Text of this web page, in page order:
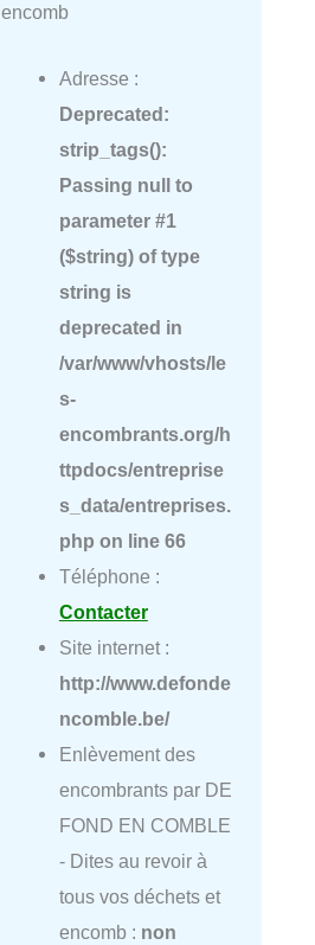
encomb
Adresse :
Deprecated:
strip_tags():
Passing null to
parameter #1
($string) of type
string is
deprecated in
/var/www/vhosts/le
s-
encombrants.org/h
ttpdocs/entreprise
s_data/entreprises.
php on line 66
Téléphone :
Contacter
Site internet :
http://www.defonde
ncomble.be/
Enlèvement des
encombrants par DE
FOND EN COMBLE
- Dites au revoir à
tous vos déchets et
encomb : non